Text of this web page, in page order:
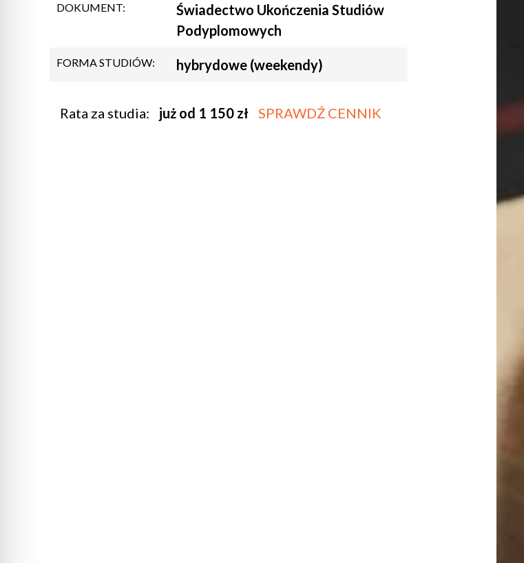
DOKUMENT:
Świadectwo Ukończenia Studiów
Podyplomowych
FORMA STUDIÓW: hybrydowe (weekendy)
Rata za studia: już od 1 150 zł SPRAWDŹ CENNIK